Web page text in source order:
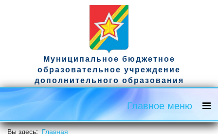
Муниципальное бюджетное
образовательное учреждение
дополнительного образования
спортивная школа имени гвардии
капитана Д.А. Ужвака
Официальный сайт
Главное меню
Вы здесь:Главная